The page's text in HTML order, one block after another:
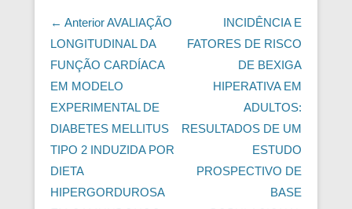
Navegação das Postagens
← AnteriorAVALIAÇÃO
LONGITUDINAL DA
FUNÇÃO CARDÍACA
EM MODELO
EXPERIMENTAL DE
DIABETES MELLITUS
TIPO 2 INDUZIDA POR
DIETA
HIPERGORDUROSA
INCIDÊNCIA E
FATORES DE RISCO
DE BEXIGA
HIPERATIVA EM
ADULTOS:
RESULTADOS DE UM
ESTUDO
PROSPECTIVO DE
BASE